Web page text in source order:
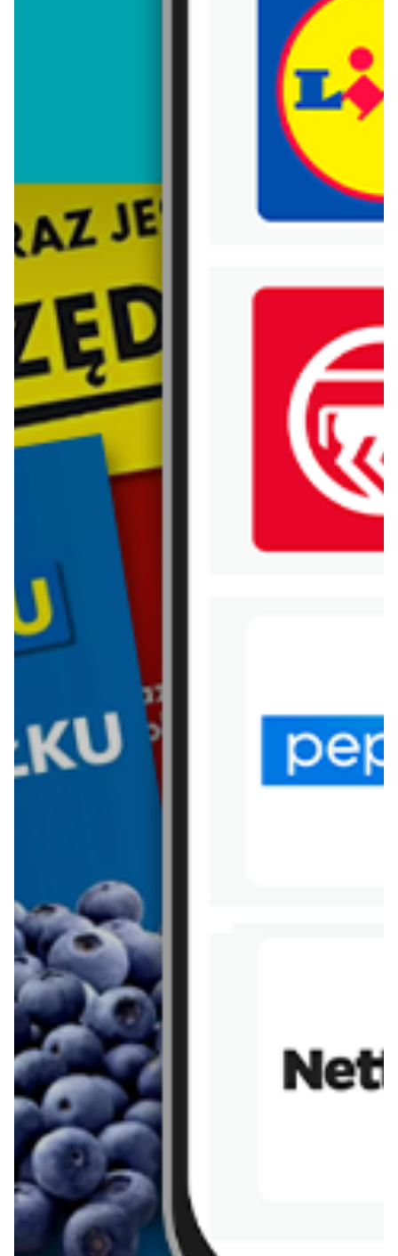
Trafiłeś na nieaktualną gazetkę
Zobacz aktualne gazetki Blix!
już za 1 dzień
Lidl
aktualna
Carrefour
WIĘCEJ GAZETEK AUCHAN